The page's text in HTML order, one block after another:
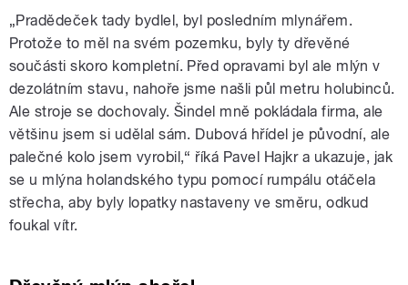
„Pradědeček tady bydlel, byl posledním mlynářem.
Protože to měl na svém pozemku, byly ty dřevěné
součásti skoro kompletní. Před opravami byl ale mlýn v
dezolátním stavu, nahoře jsme našli půl metru holubinců.
Ale stroje se dochovaly. Šindel mně pokládala firma, ale
většinu jsem si udělal sám. Dubová hřídel je původní, ale
palečné kolo jsem vyrobil,“ říká Pavel Hajkr a ukazuje, jak
se u mlýna holandského typu pomocí rumpálu otáčela
střecha, aby byly lopatky nastaveny ve směru, odkud
foukal vítr.